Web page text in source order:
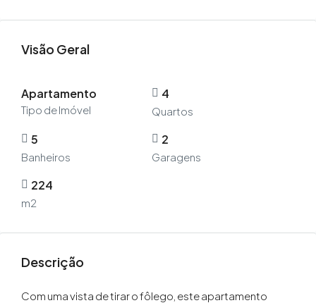
Visão Geral
Apartamento
Tipo de Imóvel
4
Quartos
5
Banheiros
2
Garagens
224
m2
Descrição
Com uma vista de tirar o fôlego, este apartamento